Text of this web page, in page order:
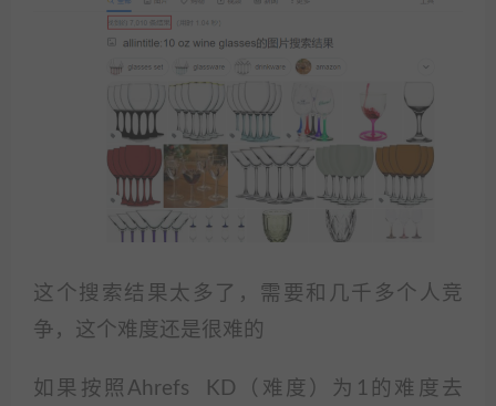
这个搜索结果太多了，需要和几千多个人竞
争，这个难度还是很难的
如果按照Ahrefs KD（难度）为1的难度去